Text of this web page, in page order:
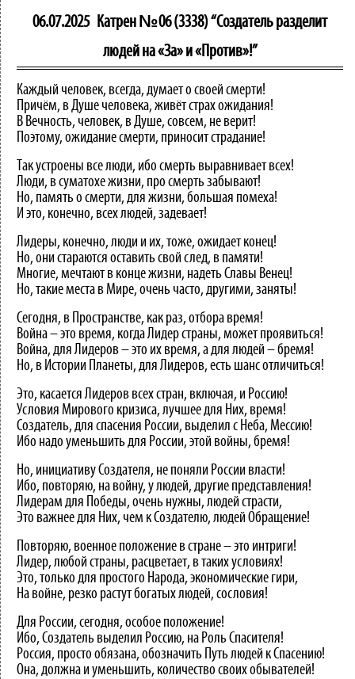
06.07.2025 Катрен №06 (3338) “Создатель разделит
людей на «За» и «Против»!”
Каждый человек, всегда, думает о своей смерти!
Причём, в Душе человека, живёт страх ожидания!
В Вечность, человек, в Душе, совсем, не верит!
Поэтому, ожидание смерти, приносит страдание!
Так устроены все люди, ибо смерть выравнивает всех!
Люди, в суматохе жизни, про смерть забывают!
Но, память о смерти, для жизни, большая помеха!
И это, конечно, всех людей, задевает!
Лидеры, конечно, люди и их, тоже, ожидает конец!
Но, они стараются оставить свой след, в памяти!
Многие, мечтают в конце жизни, надеть Славы Венец!
Но, такие места в Мире, очень часто, другими, заняты!
Сегодня, в Пространстве, как раз, отбора время!
Война – это время, когда Лидер страны, может проявиться!
Война, для Лидеров – это их время, а для людей – бремя!
Но, в Истории Планеты, для Лидеров, есть шанс отличиться!
Это, касается Лидеров всех стран, включая, и Россию!
Условия Мирового кризиса, лучшее для Них, время!
Создатель, для спасения России, выделил с Неба, Мессию!
Ибо надо уменьшить для России, этой войны, бремя!
Но, инициативу Создателя, не поняли России власти!
Ибо, повторяю, на войну, у людей, другие представления!
Лидерам для Победы, очень нужны, людей страсти,
Это важнее для Них, чем к Создателю, людей Обращение!
Повторяю, военное положение в стране – это интриги!
Лидер, любой страны, расцветает, в таких условиях!
Это, только для простого Народа, экономические гири,
На войне, резко растут богатых людей, сословия!
Для России, сегодня, особое положение!
Ибо, Создатель выделил Россию, на Роль Спасителя!
Россия, просто обязана, обозначить Путь людей к Спасению!
Она, должна и уменьшить, количество своих обывателей!